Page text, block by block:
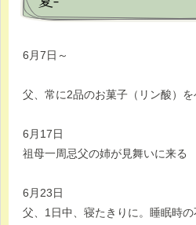
6月7日～
父、常に2品のお菓子（リン酸）
6月17日
祖母一周忌父の姉が見舞いに来る
6月23日
父、1日中、寝たきりに。睡眠時